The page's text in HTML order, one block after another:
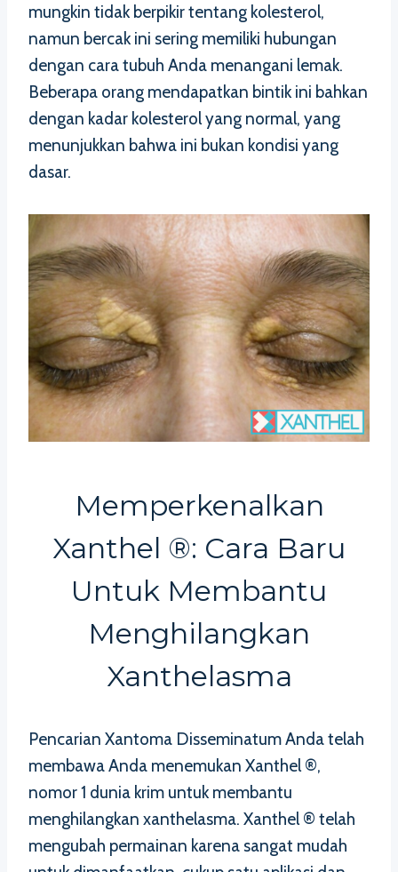
mungkin tidak berpikir tentang kolesterol,
namun bercak ini sering memiliki hubungan
dengan cara tubuh Anda menangani lemak.
Beberapa orang mendapatkan bintik ini bahkan
dengan kadar kolesterol yang normal, yang
menunjukkan bahwa ini bukan kondisi yang
dasar.
Memperkenalkan
Xanthel ®: Cara Baru
Untuk Membantu
Menghilangkan
Xanthelasma
Pencarian Xantoma Disseminatum Anda telah
membawa Anda menemukan Xanthel ®,
nomor 1 dunia krim untuk membantu
menghilangkan xanthelasma. Xanthel ® telah
mengubah permainan karena sangat mudah